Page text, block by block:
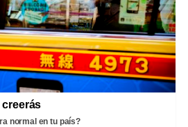
normal en tu país?